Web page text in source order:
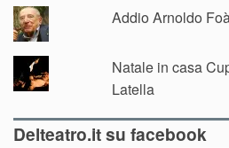
Addio Arnoldo
Natale in casa
Latella
Delteatro.it su facebook